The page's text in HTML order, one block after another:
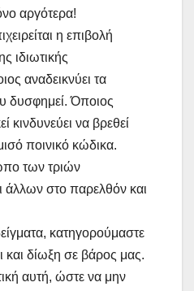
αργότερα!
η επιβολή
ιδιωτικής
αναδεικνύει τα
δυσφημεί. Όποιος
κινδυνεύει να βρεθεί
ποινικό κώδικα.
των τριών
στο παρελθόν και
κατηγορούμαστε
και δίωξη σε βάρος μας.
αυτή, ώστε να μην